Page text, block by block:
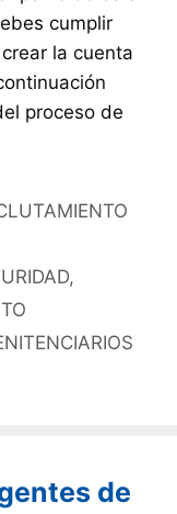
cumplir
la cuenta
proceso de
,
de